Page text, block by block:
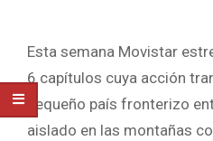
Esta semana Movistar
6 capítulos cuya acción
pequeño país fronterizo
aislado en las montañas